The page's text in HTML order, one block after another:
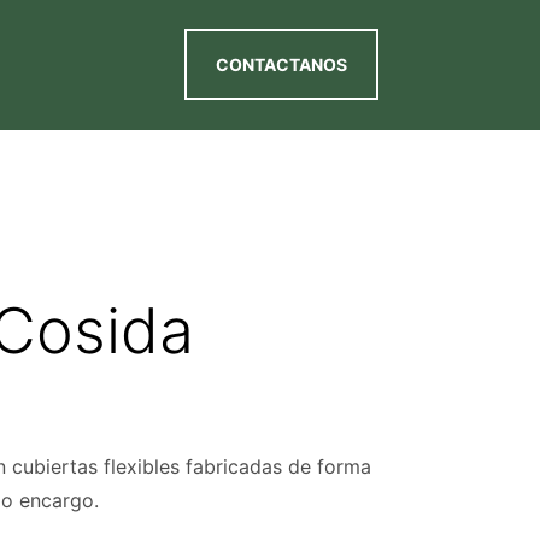
CONTACTANOS
cubiertas flexibles fabricadas de forma
encargo.